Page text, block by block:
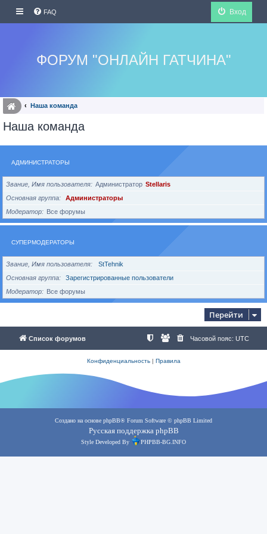
FAQ Вход
ФОРУМ "ОНЛАЙН ГАТЧИНА"
Наша команда
Наша команда
АДМИНИСТРАТОРЫ
Звание, Имя пользователя Администратор Stellaris
Основная группа
Администраторы
Модератор
Все форумы
СУПЕРМОДЕРАТОРЫ
Звание, Имя пользователя
StTehnik
Основная группа
Зарегистрированные пользователи
Модератор
Все форумы
Перейти
Список форумов Часовой пояс: UTC
Конфиденциальность| Правила
Создано на основе phpBB® Forum Software © phpBB Limited
Русская поддержка phpBB
Style Developed By PHPBB-BG.INFO